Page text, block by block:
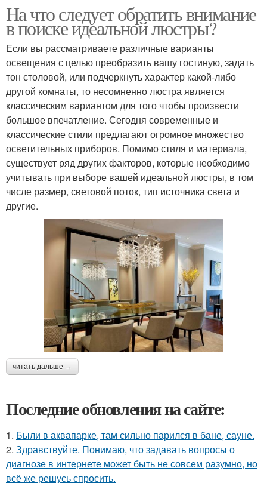
На что следует обратить внимание
в поиске идеальной люстры?
Если вы рассматриваете различные варианты
освещения с целью преобразить вашу гостиную, задать
тон столовой, или подчеркнуть характер какой-либо
другой комнаты, то несомненно люстра является
классическим вариантом для того чтобы произвести
большое впечатление. Сегодня современные и
классические стили предлагают огромное множество
осветительных приборов. Помимо стиля и материала,
существует ряд других факторов, которые необходимо
учитывать при выборе вашей идеальной люстры, в том
числе размер, световой поток, тип источника света и
другие.
читать дальше →
Последние обновления на сайте:
1. Были в аквапарке, там сильно парился в бане, сауне.
2. Здравствуйте. Понимаю, что задавать вопросы о
диагнозе в интернете может быть не совсем разумно, но
всё же решусь спросить.